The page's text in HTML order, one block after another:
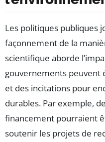
Les politiques publiques
façonnement de la
scientifique aborde
gouvernements peuvent
et des incitations pour
durables. Par exemple,
financement pourraient
soutenir les projets de